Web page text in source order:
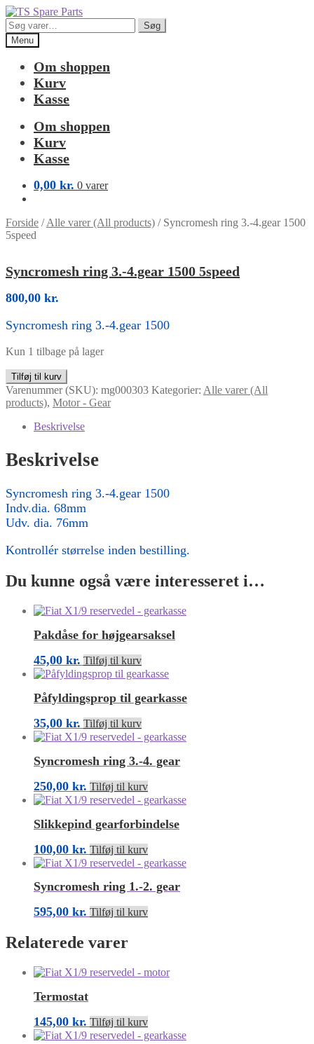
Spring
til
navigation
Spring
til
indhold
Søg
efter:
Søg
Menu
Om shoppen
Kurv
Kasse
Om shoppen
Kurv
Kasse
0,00 kr. 0 varer
Forside /Alle varer (All products) / Syncromesh ring 3.-4.gear 1500
5speed
Syncromesh ring 3.-4.gear 1500 5speed
800,00 kr.
Syncromesh ring 3.-4.gear 1500
Kun 1 tilbage på lager
Syncromesh
ring
3.-4.gear
1500
5speed
Tilføj til kurv
Varenummer (SKU): mg000303 Kategorier: Alle varer (All
products), Motor - Gear
Beskrivelse
Beskrivelse
Syncromesh ring 3.-4.gear 1500
Indv.dia. 68mm
Udv. dia. 76mm
Kontrollér størrelse inden bestilling.
Du kunne også være interesseret i…
Pakdåse for højgearsaksel
45,00 kr. Tilføj til kurv
Påfyldingsprop til gearkasse
35,00 kr. Tilføj til kurv
Syncromesh ring 3.-4. gear
250,00 kr. Tilføj til kurv
Slikkepind gearforbindelse
100,00 kr. Tilføj til kurv
Syncromesh ring 1.-2. gear
595,00 kr. Tilføj til kurv
Relaterede varer
Termostat
145,00 kr. Tilføj til kurv